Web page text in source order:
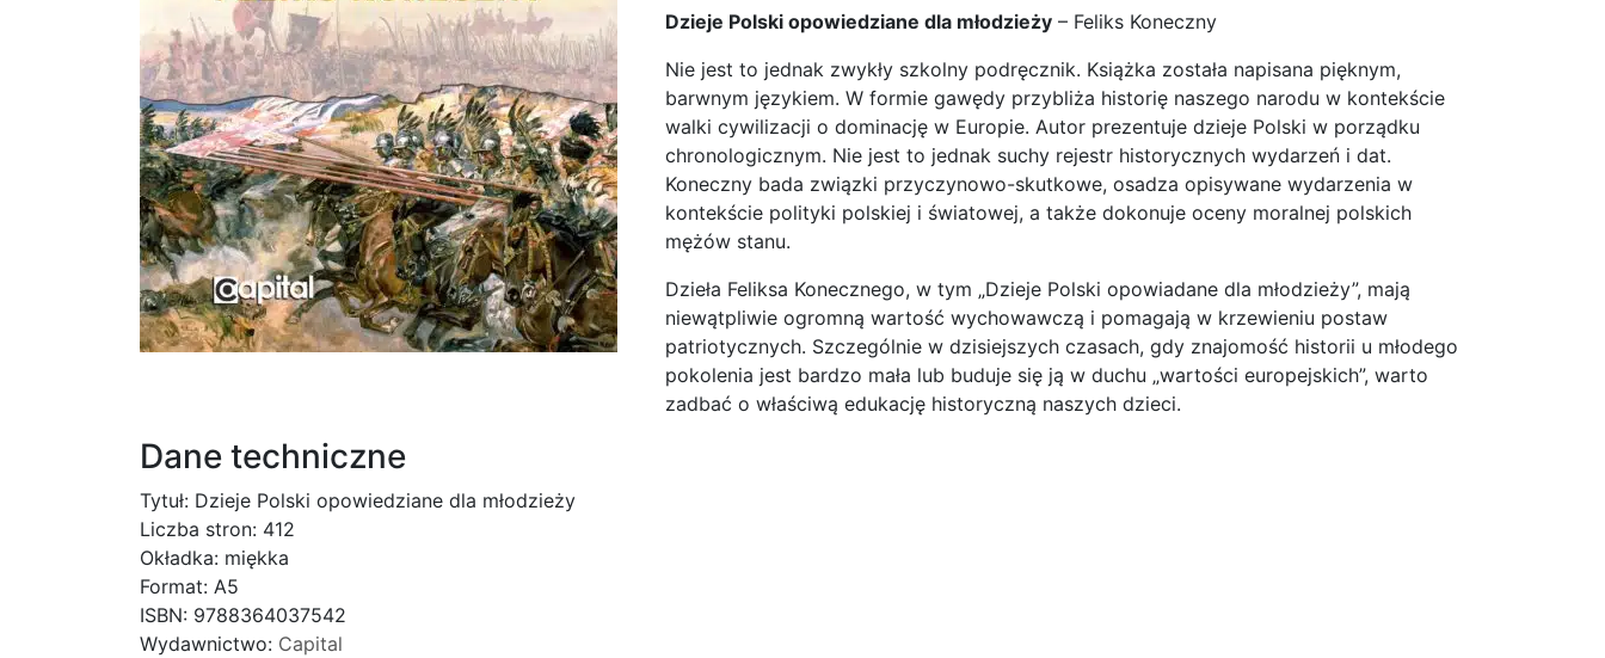
Dzieje Polski opowiedziane dla młodzieży – Feliks Koneczny
Nie jest to jednak zwykły szkolny podręcznik. Książka została napisana pięknym,
barwnym językiem. W formie gawędy przybliża historię naszego narodu w kontekście
walki cywilizacji o dominację w Europie. Autor prezentuje dzieje Polski w porządku
chronologicznym. Nie jest to jednak suchy rejestr historycznych wydarzeń i dat.
Koneczny bada związki przyczynowo-skutkowe, osadza opisywane wydarzenia w
kontekście polityki polskiej i światowej, a także dokonuje oceny moralnej polskich
mężów stanu.
Dzieła Feliksa Konecznego, w tym „Dzieje Polski opowiadane dla młodzieży”, mają
niewątpliwie ogromną wartość wychowawczą i pomagają w krzewieniu postaw
patriotycznych. Szczególnie w dzisiejszych czasach, gdy znajomość historii u młodego
pokolenia jest bardzo mała lub buduje się ją w duchu „wartości europejskich”, warto
zadbać o właściwą edukację historyczną naszych dzieci.
Dane techniczne
Tytuł: Dzieje Polski opowiedziane dla młodzieży
Liczba stron: 412
Okładka: miękka
Format: A5
ISBN: 9788364037542
Wydawnictwo: Capital